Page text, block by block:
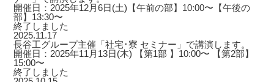
開催日：2025年12月6日(土)【午前の部】10:00〜【午後の
部】13:30〜
終了しました
2025.11.17
長谷工グループ主催「社宅･寮 セミナー」で講演します。
開催日：2025年11月13日(木) 【第1部 】10:00〜 【第2部】
15:00〜
終了しました